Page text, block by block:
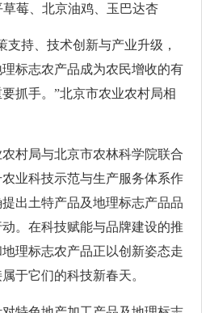
莓、北京油鸡、玉巴达杏
持、技术创新与产业升级，
标志农产品成为农民增收的有
抓手。”北京市农业农村局相
局与北京市农林科学院联合
业科技示范与生产服务体系作
出土特产品及地理标志产品品
。在科技赋能与品牌建设的推
理标志农产品正以创新姿态走
于它们的科技新春天。